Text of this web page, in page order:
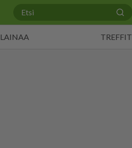
LAINAA TREFFIT